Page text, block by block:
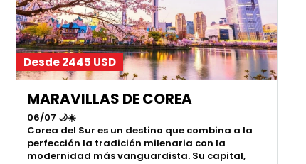
Desde 2445 USD
MARAVILLAS DE COREA
06/07 🌙☀️
Corea del Sur es un destino que combina a la
perfección la tradición milenaria con la
modernidad más vanguardista. Su capital,